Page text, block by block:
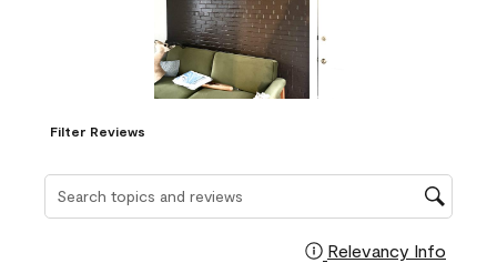
Filter Reviews
Relevancy Info